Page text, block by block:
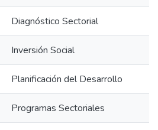
Diagnóstico Sectorial
Inversión Social
Planificación del Desarrollo
Programas Sectoriales